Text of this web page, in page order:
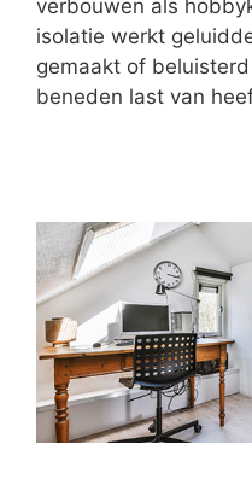
verbouwen als
isolatie werkt
gemaakt of
beneden last van